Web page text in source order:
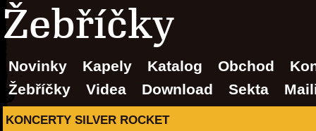
Žebříčky
Novinky Kapely Katalog Obchod
Žebříčky
Videa Download Sekta
KONCERTY SILVER ROCKET